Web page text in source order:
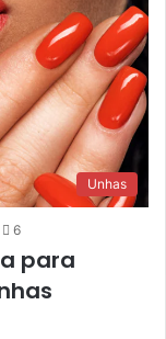
Unhas
6
para